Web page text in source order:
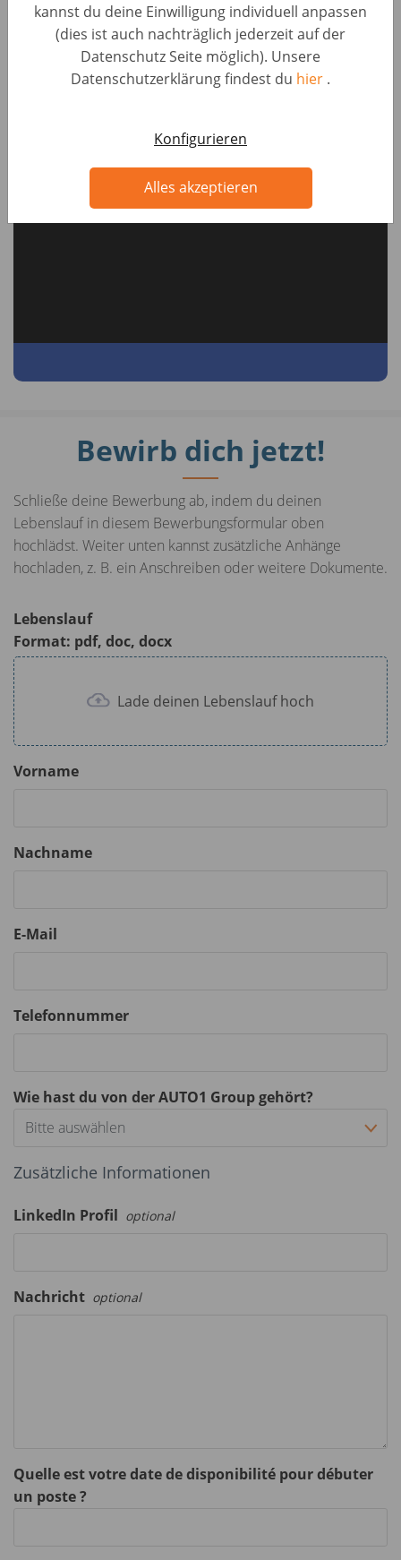
kannst du deine Einwilligung individuell anpassen
(dies ist auch nachträglich jederzeit auf der
Datenschutz Seite möglich). Unsere
Datenschutzerklärung findest du hier .
Konfigurieren
Alles akzeptieren
Bewirb dich jetzt!
Schließe deine Bewerbung ab, indem du deinen
Lebenslauf in diesem Bewerbungsformular oben
hochlädst. Weiter unten kannst zusätzliche Anhänge
hochladen, z. B. ein Anschreiben oder weitere Dokumente.
Lebenslauf
Format: pdf, doc, docx
Lade deinen Lebenslauf hoch
Vorname
Nachname
E-Mail
Telefonnummer
Wie hast du von der AUTO1 Group gehört?
Bitte auswählen
Zusätzliche Informationen
LinkedIn Profil optional
Nachricht optional
Quelle est votre date de disponibilité pour débuter
un poste ?